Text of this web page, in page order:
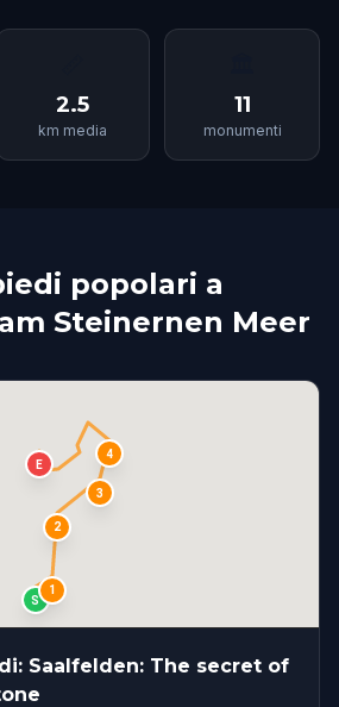
2.5
km media
11
monumenti
popolari a
Steinernen Meer
S
1
2
3
4
E
Saalfelden: The secret of